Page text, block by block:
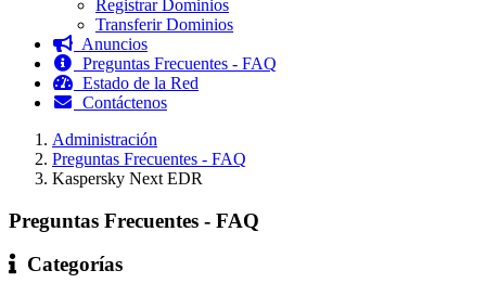
Registrar Dominios
Transferir Dominios
Anuncios
Preguntas Frecuentes - FAQ
Estado de la Red
Contáctenos
Administración
Preguntas Frecuentes - FAQ
Kaspersky Next EDR
Preguntas Frecuentes - FAQ
Categorías